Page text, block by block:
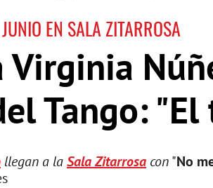
EN SALA ZITARROSA
Tango:
llegan a laSala Zitarrosa con"No